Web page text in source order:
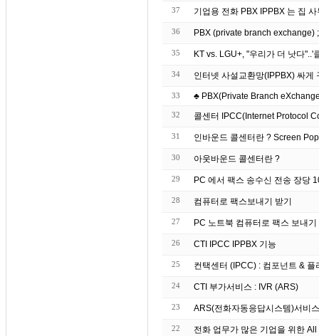
37 기업용 전화 PBX
36 PBX (private branch exchange)
35 KT vs. LGU+, "우리가 더 낫다"..'
34 인터넷 사설교환망(IPPBX) 싸게
33 ♣ PBX(Private Branch
32 콜센터 IPCC(Internet Protocol
31 인바운드 콜센터
30 아웃바운드 콜센터란 ?
29 PC 에서 팩스 송수신 전송 장당
28 컴퓨터로 팩스보내기 받기
27
26 CTI IPCC IPPBX 기능
25 컨택센터 (IPCC) : 컴포넌트 &
24 CTI 부가서비스 : IVR (ARS)
23 ARS(전화자동응답시스템)서비
22 전화 업무가 많은 기업을 위한